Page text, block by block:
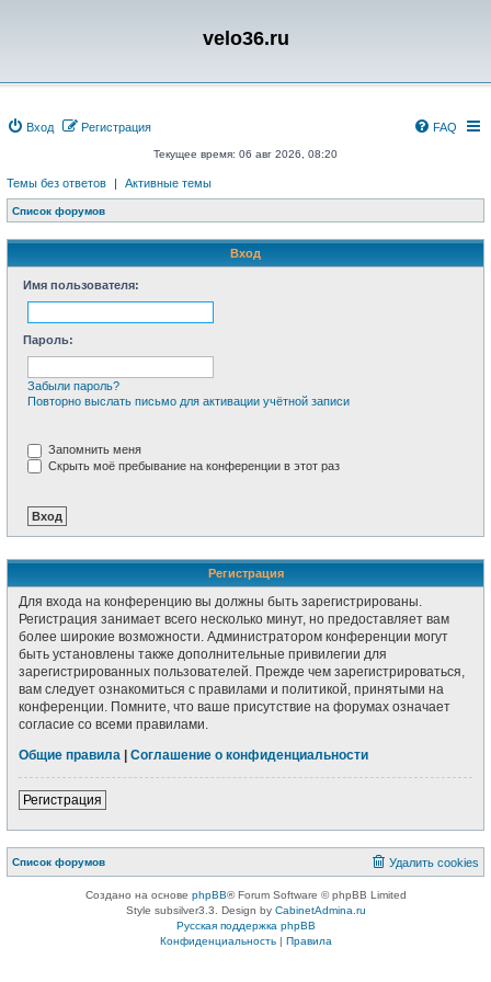
velo36.ru
Вход Регистрация FAQ
Текущее время: 06 авг 2026, 08:20
Темы без ответов | Активные темы
Список форумов
Вход
Имя пользователя:
Пароль:
Забыли пароль?
Повторно выслать письмо для активации учётной записи
Запомнить меня
Скрыть моё пребывание на конференции в этот раз
Регистрация
Для входа на конференцию вы должны быть зарегистрированы.
Регистрация занимает всего несколько минут, но предоставляет вам
более широкие возможности. Администратором конференции могут
быть установлены также дополнительные привилегии для
зарегистрированных пользователей. Прежде чем зарегистрироваться,
вам следует ознакомиться с правилами и политикой, принятыми на
конференции. Помните, что ваше присутствие на форумах означает
согласие со всеми правилами.
Общие правила
Соглашение о конфиденциальности
Регистрация
Список форумов Удалить cookies
Создано на основе phpBB® Forum Software © phpBB Limited
Style subsilver3.3. Design by CabinetAdmina.ru
Русская поддержка phpBB
Конфиденциальность| Правила